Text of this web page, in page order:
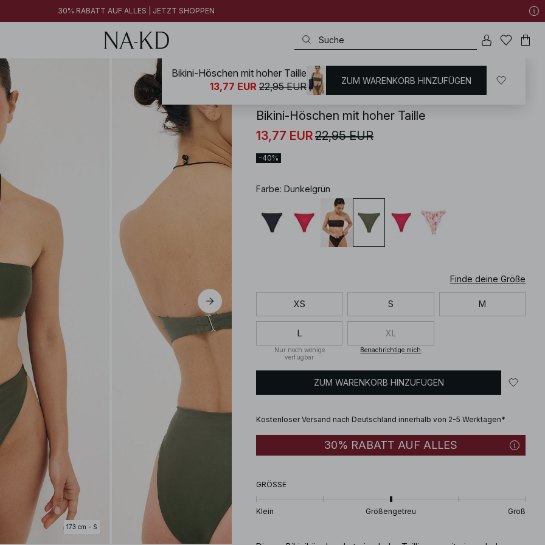
30% RABATT AUF ALLES | JETZT SHOPPEN
173 cm - S
NA-KD / Bademoden Bikinis / Bikini Unterteile / Bikiniunterteil mit hoher Taille
Bikini-Höschen mit hoher Taille
13,77 EUR22,95 EUR
-40%
Farbe: Dunkelgrün
Finde deine Größe
XS S M
L
Nur noch wenige
verfügbar
XL
Benachrichtige mich
ZUM WARENKORB HINZUFÜGEN
Kostenloser Versand nach Deutschland innerhalb von 2-5 Werktagen*
30% RABATT AUF ALLES
GRÖSSE
Klein Größengetreu Groß
Bikini-Höschen mit hoher Taille
13,77 EUR 22,95 EUR ZUM WARENKORB HINZUFÜGEN